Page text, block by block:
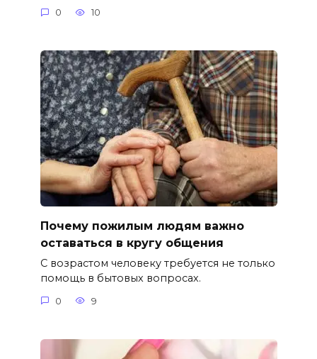
0 10
Почему пожилым людям важно
оставаться в кругу общения
С возрастом человеку требуется не только
помощь в бытовых вопросах.
0 9